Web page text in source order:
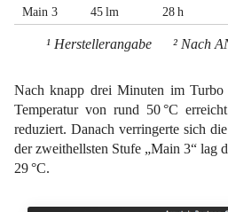
¹ Herstellerangabe ² Nach
Main 3
45 lm 28 h
Nach knapp drei Minuten im Turbo
Temperatur von rund 50 °C
reduziert. Danach verringerte sich
der zweithellsten Stufe „Main 3“ lag
29 °C.